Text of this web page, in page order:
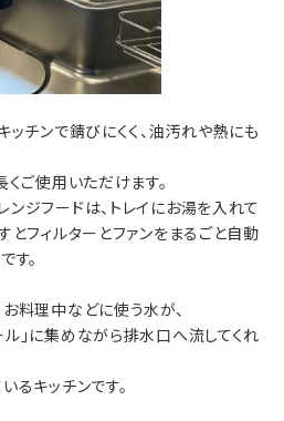
ッチンで錆びにくく、油汚れや熱にも
くご使用いただけます。
ジフードは、トレイにお湯を入れて
とフィルターとファンをまるごと自動
す。
料理中などに使う水が、
」に集めながら排水口へ流してくれ
るキッチンです。